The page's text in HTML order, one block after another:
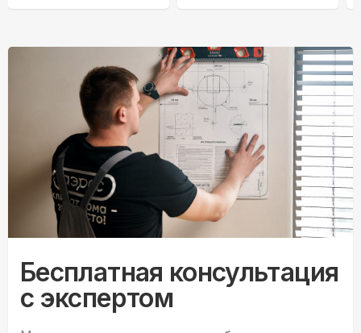
Бесплатная консультация
с экспертом